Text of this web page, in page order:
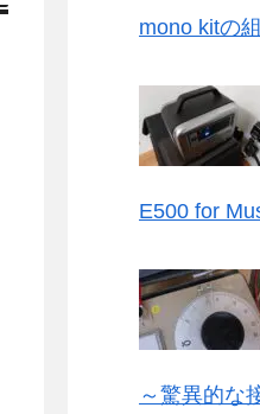
mono kitの
E500 for
～驚異的な